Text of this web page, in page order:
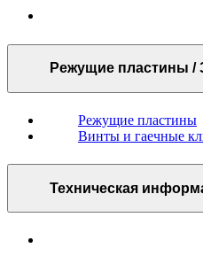
Режущие пластины /
Режущие пластины
Винты и гаечные
Техническая